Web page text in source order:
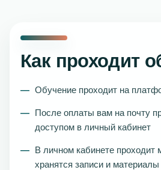
Как проходит
Обучение проходит на
После оплаты вам на почту
доступом в личный кабинет
В личном кабинете проходит
хранятся записи и материалы